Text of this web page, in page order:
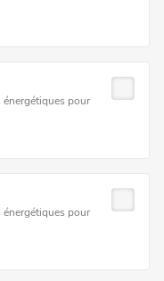
pour
pour